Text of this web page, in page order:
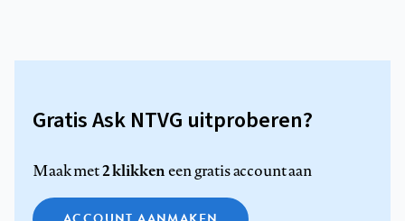
Gratis Ask NTVG uitproberen?
Maak met2 klikkeneen gratis account aan